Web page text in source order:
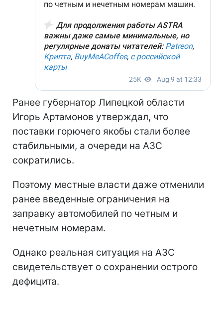
Ранее губернатор Липецкой области
Игорь Артамонов утверждал, что
поставки горючего якобы стали более
стабильными, а очереди на АЗС
сократились.
Поэтому местные власти даже отменили
ранее введенные ограничения на
заправку автомобилей по четным и
нечетным номерам.
Однако реальная ситуация на АЗС
свидетельствует о сохранении острого
дефицита.